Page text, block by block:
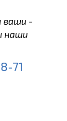
ваши -
наши
71